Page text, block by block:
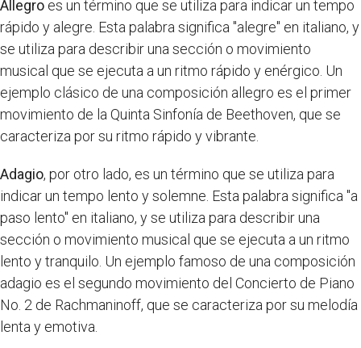
Allegro es un término que se utiliza para indicar un tempo
rápido y alegre. Esta palabra significa "alegre" en italiano, y
se utiliza para describir una sección o movimiento
musical que se ejecuta a un ritmo rápido y enérgico. Un
ejemplo clásico de una composición allegro es el primer
movimiento de la Quinta Sinfonía de Beethoven, que se
caracteriza por su ritmo rápido y vibrante.
Adagio, por otro lado, es un término que se utiliza para
indicar un tempo lento y solemne. Esta palabra significa "a
paso lento" en italiano, y se utiliza para describir una
sección o movimiento musical que se ejecuta a un ritmo
lento y tranquilo. Un ejemplo famoso de una composición
adagio es el segundo movimiento del Concierto de Piano
No. 2 de Rachmaninoff, que se caracteriza por su melodía
lenta y emotiva.